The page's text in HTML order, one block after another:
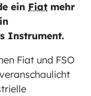
ein Fiat mehr
Instrument.
Fiat und FSO